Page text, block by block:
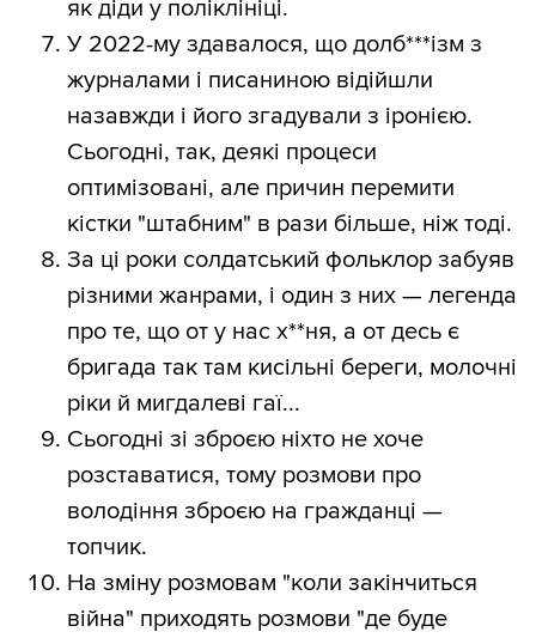
як діди у поліклініці.
У 2022-му здавалося, що долб***ізм з
журналами і писаниною відійшли
назавжди і його згадували з іронією.
Сьогодні, так, деякі процеси
оптимізовані, але причин перемити
кістки "штабним" в рази більше, ніж тоді.
За ці роки солдатський фольклор забуяв
різними жанрами, і один з них — легенда
про те, що от у нас х**ня, а от десь є
бригада так там кисільні береги, молочні
ріки й мигдалеві гаї...
Сьогодні зі зброєю ніхто не хоче
розставатися, тому розмови про
володіння зброєю на гражданці —
топчик.
На зміну розмовам "коли закінчиться
війна" приходять розмови "де буде